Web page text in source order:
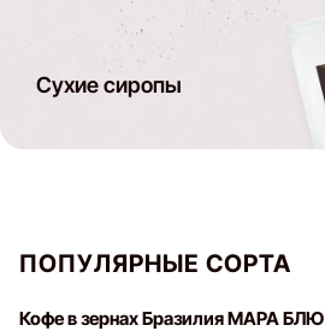
Сухие сиропы
ПОПУЛЯРНЫЕ СОРТА
Кофе в зернах Бразилия МАРА БЛЮ